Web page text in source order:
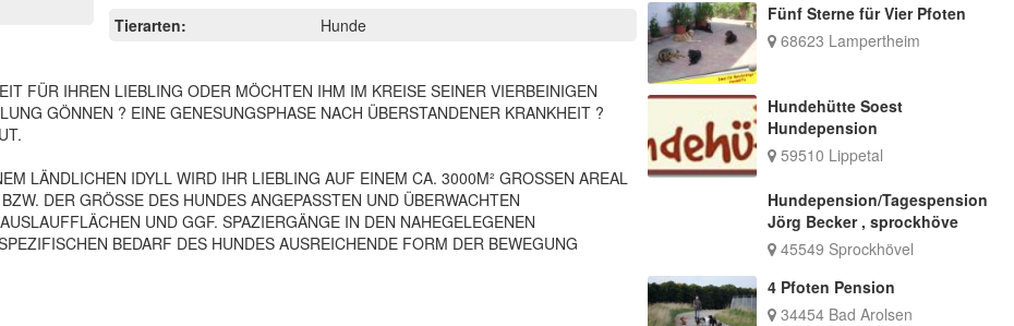
Tierarten:
Hunde
FÜR IHREN LIEBLING ODER MÖCHTEN IHM IM KREISE SEINER VIERBEINIGEN
GÖNNEN ? EINE GENESUNGSPHASE NACH ÜBERSTANDENER KRANKHEIT ?
LÄNDLICHEN IDYLL WIRD IHR LIEBLING AUF EINEM CA. 3000M² GROSSEN AREAL
DER GRÖSSE DES HUNDES ANGEPASSTEN UND ÜBERWACHTEN
UND GGF. SPAZIERGÄNGE IN DEN NAHEGELEGENEN
BEDARF DES HUNDES AUSREICHENDE FORM DER BEWEGUNG
Fünf Sterne für Vier Pfoten
68623 Lampertheim
Hundehütte Soest
Hundepension
59510 Lippetal
Hundepension/Tagespension
Jörg Becker , sprockhöve
45549 Sprockhövel
4 Pfoten Pension
34454 Bad Arolsen